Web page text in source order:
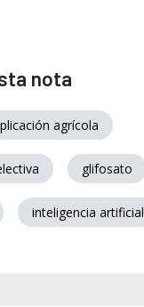
nota
agrícola
glifosato
inteligencia artificial